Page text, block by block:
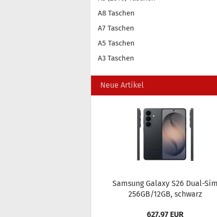
A8 Taschen
A7 Taschen
A5 Taschen
A3 Taschen
Neue Artikel
Sam­sung Ga­la­xy S26 Dual-​
256GB/12GB, schwarz
627,97 EUR